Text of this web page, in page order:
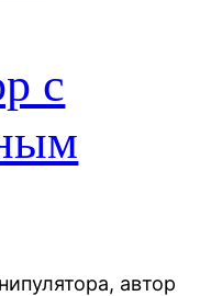
с
автор